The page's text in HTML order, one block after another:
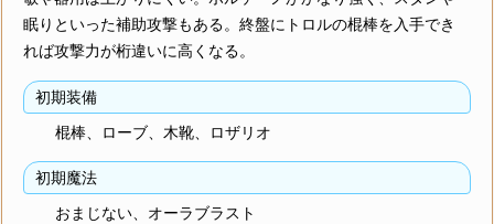
眠りといった補助攻撃もある。終盤にトロルの棍棒を入手でき
れば攻撃力が桁違いに高くなる。
初期装備
棍棒、ローブ、木靴、ロザリオ
初期魔法
おまじない、オーラブラスト